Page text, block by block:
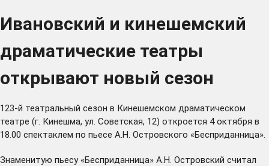
Ивановский и кинешемский
драматические театры
открывают новый сезон
123-й театральный сезон в Кинешемском драматическом
театре (г. Кинешма, ул. Советская, 12) откроется 4 октября в
18.00 спектаклем по пьесе А.Н. Островского «Бесприданница».
Знаменитую пьесу «Бесприданница» А.Н. Островский считал